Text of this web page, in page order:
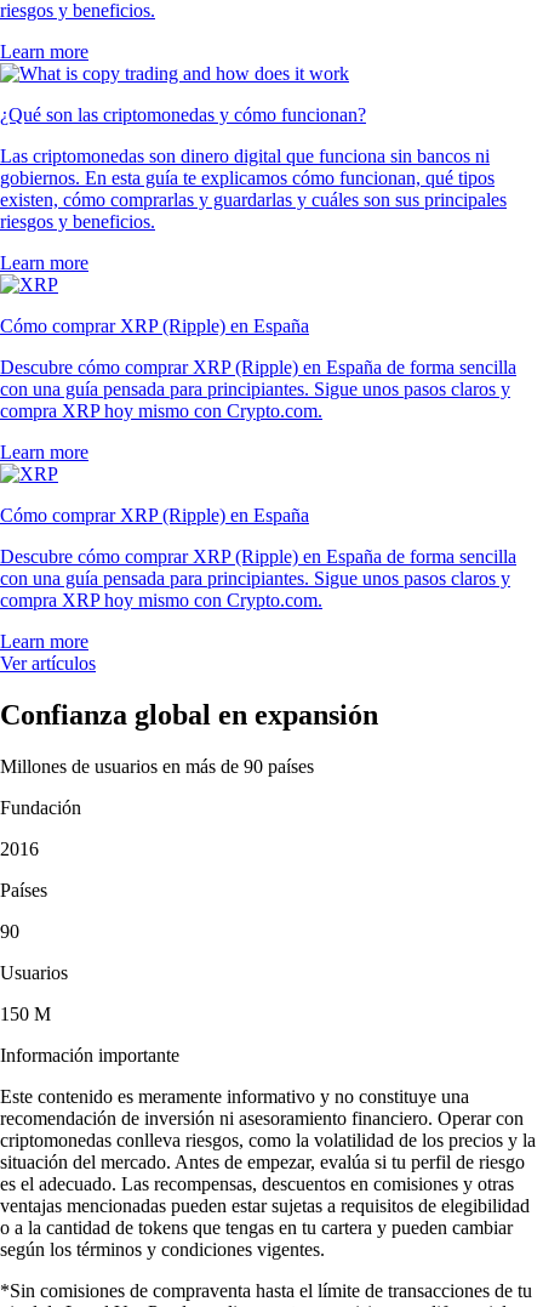
riesgos y beneficios.
Learn more
¿Qué son las criptomonedas y cómo funcionan?
Las criptomonedas son dinero digital que funciona sin bancos ni
gobiernos. En esta guía te explicamos cómo funcionan, qué tipos
existen, cómo comprarlas y guardarlas y cuáles son sus principales
riesgos y beneficios.
Learn more
Cómo comprar XRP (Ripple) en España
Descubre cómo comprar XRP (Ripple) en España de forma sencilla
con una guía pensada para principiantes. Sigue unos pasos claros y
compra XRP hoy mismo con Crypto.com.
Learn more
Cómo comprar XRP (Ripple) en España
Descubre cómo comprar XRP (Ripple) en España de forma sencilla
con una guía pensada para principiantes. Sigue unos pasos claros y
compra XRP hoy mismo con Crypto.com.
Learn more
Ver artículos
Confianza global en expansión
Millones de usuarios en más de 90 países
Fundación
2016
Países
90
Usuarios
150 M
Información importante
Este contenido es meramente informativo y no constituye una
recomendación de inversión ni asesoramiento financiero. Operar con
criptomonedas conlleva riesgos, como la volatilidad de los precios y la
situación del mercado. Antes de empezar, evalúa si tu perfil de riesgo
es el adecuado. Las recompensas, descuentos en comisiones y otras
ventajas mencionadas pueden estar sujetas a requisitos de elegibilidad
o a la cantidad de tokens que tengas en tu cartera y pueden cambiar
según los términos y condiciones vigentes.
*Sin comisiones de compraventa hasta el límite de transacciones de tu